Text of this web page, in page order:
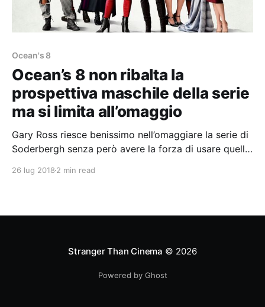
Ocean's 8
Ocean’s 8 non ribalta la
prospettiva maschile della serie
ma si limita all’omaggio
Gary Ross riesce benissimo nell’omaggiare la serie di
Soderbergh senza però avere la forza di usare quello
carisma dei personaggi e dei divi che li incarnano,
26 lug 2018 2 min read
Stranger Than Cinema © 2026
Powered by Ghost